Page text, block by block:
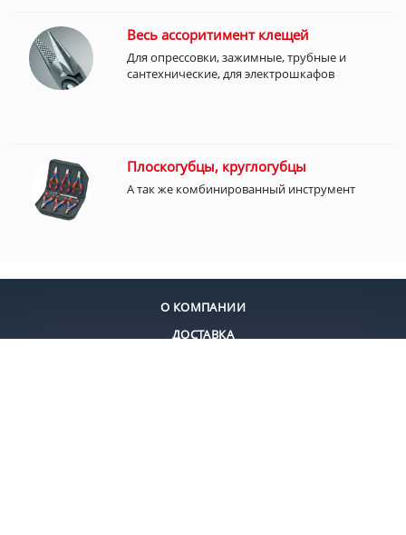
Весь ассоритимент клещей
Для опрессовки, зажимные, трубные и
сантехнические, для электрошкафов
Плоскогубцы, круглогубцы
А так же комбинированный инструмент
О КОМПАНИИ
ДОСТАВКА